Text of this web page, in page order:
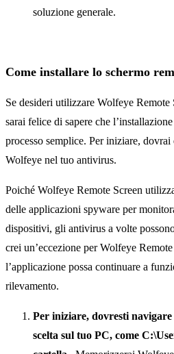
soluzione generale.
Come installare lo schermo
Se desideri utilizzare Wolfeye
sarai felice di sapere che
processo semplice. Per iniziare, dovrai
Wolfeye nel tuo antivirus.
Poiché Wolfeye Remote Screen
delle applicazioni spyware per
dispositivi, gli antivirus a volte
crei un’eccezione per Wolfeye
l’applicazione possa continuare a
rilevamento.
Per iniziare, dovresti
scelta sul tuo PC, come